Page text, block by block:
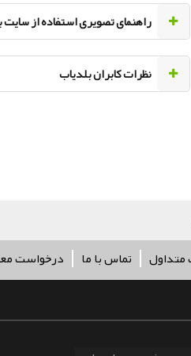
راهنمای تصویری استفاده از
نظرات کابران بلدیاب
ب
متداول تماس با ما درخواست